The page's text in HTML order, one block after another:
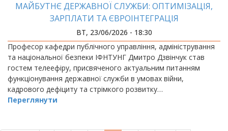
МАЙБУТНЄ ДЕРЖАВНОЇ СЛУЖБИ: ОПТИМІЗАЦІЯ,
ЗАРПЛАТИ ТА ЄВРОІНТЕГРАЦІЯ
ВТ, 23/06/2026 - 18:30
Професор кафедри публічного управління, адміністрування
та національної безпеки ІФНТУНГ Дмитро Дзвінчук став
гостем телеефіру, присвяченого актуальним питанням
функціонування державної служби в умовах війни,
кадрового дефіциту та стрімкого розвитку…
Переглянути